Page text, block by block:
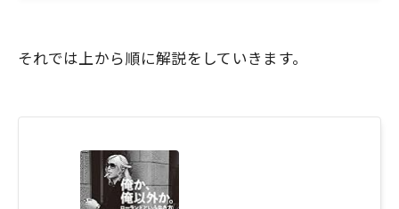
それでは上から順に解説をしていきます。